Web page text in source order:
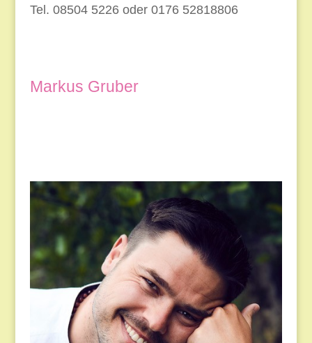
Tel. 08504 5226 oder 0176 52818806
Markus Gruber